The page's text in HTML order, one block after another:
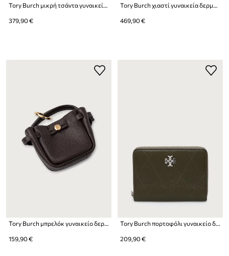
379,90 € 469,90 €
Tory Burch μπρελόκ γυναικείο δερμάτινο Romy
159,90 €
Tory Burch πορτοφόλι γυναικείο δερμάτινο Charlie
209,90 €